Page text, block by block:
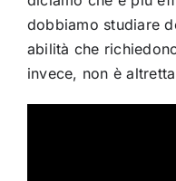
dobbiamo studiare
abilità che
invece, non è